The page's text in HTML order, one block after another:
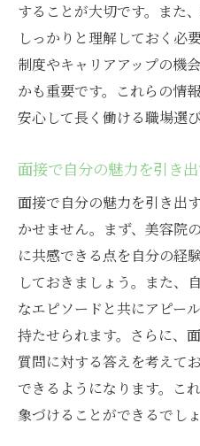
美容院でのキャリア
スタントパート求人情
長期的なキャリア
選び
職場での自己成長
向上
キャリアパスの多
目標に向けた短期
実際の職場での成
略
柔軟な働き方を実現
シスタントパート求人
ワークライフバラ
することが大切です。また
しっかりと理解しておく必
制度やキャリアアップの機
かも重要です。これらの情
安心して長く働ける職場選
面接で自分の魅力を引き
面接で自分の魅力を引き出
かせません。まず、美容院
に共感できる点を自分の経
しておきましょう。また、
なエピソードと共にアピー
持たせられます。さらに、
質問に対する答えを考えて
できるようになります。こ
象づけることができるでしょ